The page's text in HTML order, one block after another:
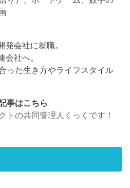
発会社に就職。
会社へ。
った生き方やライフスタイル
事はこちら
トの共同管理人くっくです！